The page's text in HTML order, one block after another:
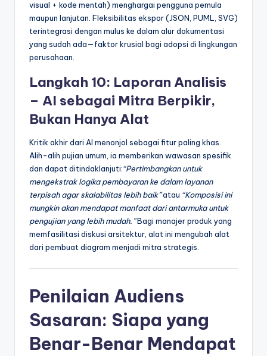
visual + kode mentah) menghargai pengguna pemula
maupun lanjutan. Fleksibilitas ekspor (JSON, PUML, SVG)
terintegrasi dengan mulus ke dalam alur dokumentasi
yang sudah ada—faktor krusial bagi adopsi di lingkungan
perusahaan.
Langkah 10: Laporan Analisis
– AI sebagai Mitra Berpikir,
Bukan Hanya Alat
Kritik akhir dari AI menonjol sebagai fitur paling khas.
Alih-alih pujian umum, ia memberikan wawasan spesifik
dan dapat ditindaklanjuti:“Pertimbangkan untuk
mengekstrak logika pembayaran ke dalam layanan
terpisah agar skalabilitas lebih baik”atau “Komposisi ini
mungkin akan mendapat manfaat dari antarmuka untuk
pengujian yang lebih mudah.”Bagi manajer produk yang
memfasilitasi diskusi arsitektur, alat ini mengubah alat
dari pembuat diagram menjadi mitra strategis.
Penilaian Audiens
Sasaran: Siapa yang
Benar-Benar Mendapat